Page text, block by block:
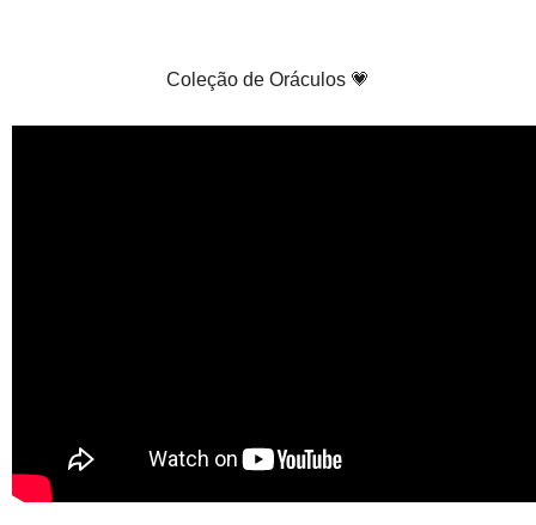
Coleção de Oráculos 💗